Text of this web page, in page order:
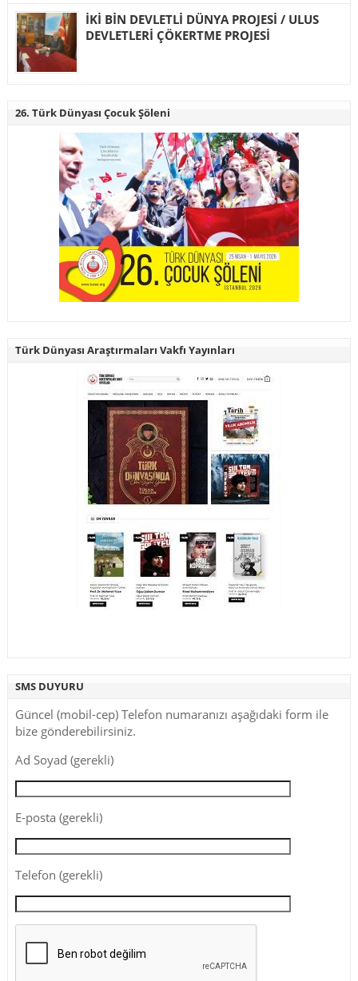
İKİ BİN DEVLETLİ DÜNYA PROJESİ / ULUS
DEVLETLERİ ÇÖKERTME PROJESİ
26. Türk Dünyası Çocuk Şöleni
Türk Dünyası Araştırmaları Vakfı Yayınları
SMS DUYURU
Güncel (mobil-cep) Telefon numaranızı aşağıdaki form ile
bize gönderebilirsiniz.
Ad Soyad (gerekli)
E-posta (gerekli)
Telefon (gerekli)